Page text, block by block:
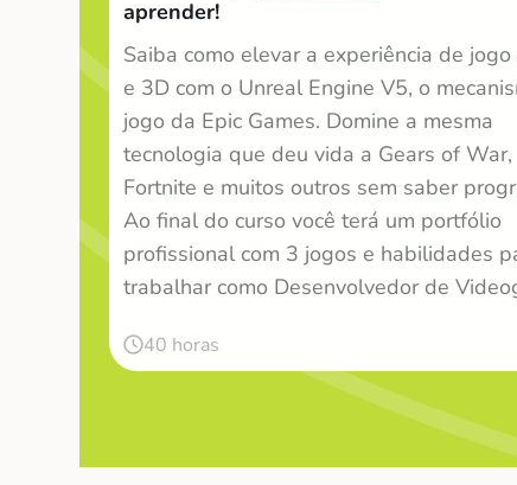
aprender!
Saiba como elevar a experiência de
e 3D com o Unreal Engine V5, o
jogo da Epic Games. Domine a mesma
tecnologia que deu vida a Gears of War,
Fortnite e muitos outros sem saber
Ao final do curso você terá um portfólio
profissional com 3 jogos e habilidades
trabalhar como Desenvolvedor de
40 horas